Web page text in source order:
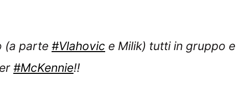
(a parte #Vlahovic e Milik) tutti in gruppo e
#McKennie‼️